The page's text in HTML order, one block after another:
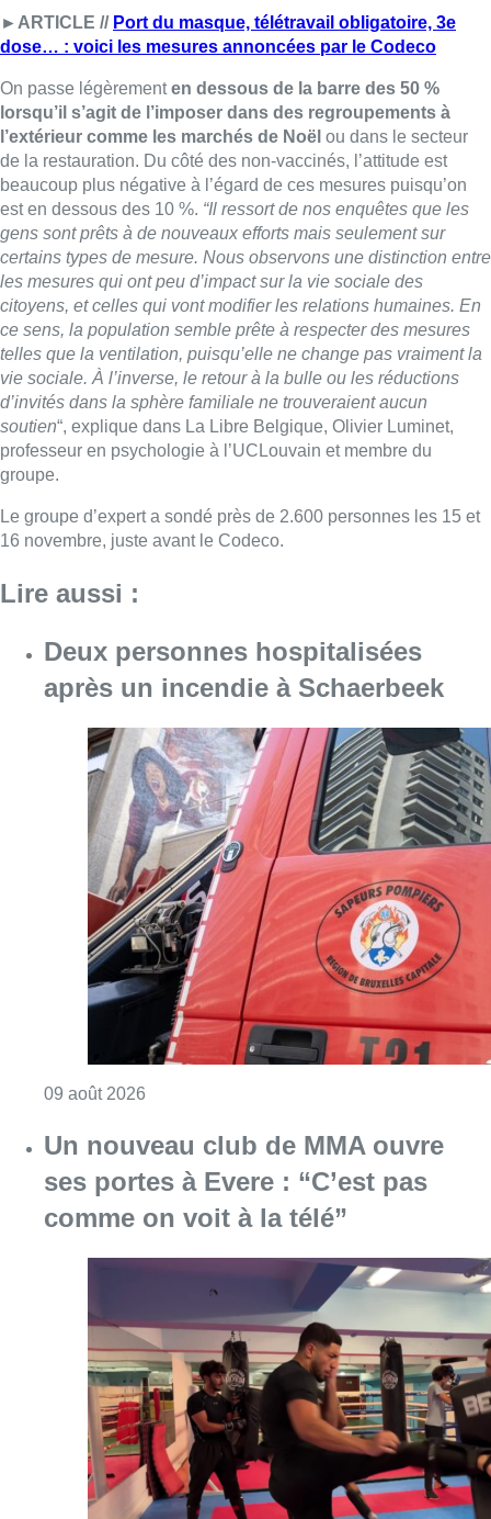
►ARTICLE // Port du masque, télétravail obligatoire, 3e
dose… : voici les mesures annoncées par le Codeco
On passe légèrementen dessous de la barre des 50 %
lorsqu’il s’agit de l’imposer dans des regroupements à
l’extérieur comme les marchés de Noël ou dans le secteur
de la restauration. Du côté des non-vaccinés, l’attitude est
beaucoup plus négative à l’égard de ces mesures puisqu’on
est en dessous des 10 %. “Il ressort de nos enquêtes que les
gens sont prêts à de nouveaux efforts mais seulement sur
certains types de mesure. Nous observons une distinction entre
les mesures qui ont peu d’impact sur la vie sociale des
citoyens, et celles qui vont modifier les relations humaines. En
ce sens, la population semble prête à respecter des mesures
telles que la ventilation, puisqu’elle ne change pas vraiment la
vie sociale. À l’inverse, le retour à la bulle ou les réductions
d’invités dans la sphère familiale ne trouveraient aucun
soutien“, explique dans La Libre Belgique, Olivier Luminet,
professeur en psychologie à l’UCLouvain et membre du
groupe.
Le groupe d’expert a sondé près de 2.600 personnes les 15 et
16 novembre, juste avant le Codeco.
Lire aussi :
Deux personnes hospitalisées
après un incendie à Schaerbeek
09 août 2026
Un nouveau club de MMA ouvre
ses portes à Evere : “C’est pas
comme on voit à la télé”